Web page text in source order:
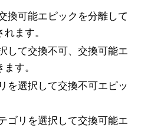
換可能エピックを分離して
ます。
して交換不可、交換可能エ
す。
を選択して交換不可エピッ
ゴリを選択して交換可能エ